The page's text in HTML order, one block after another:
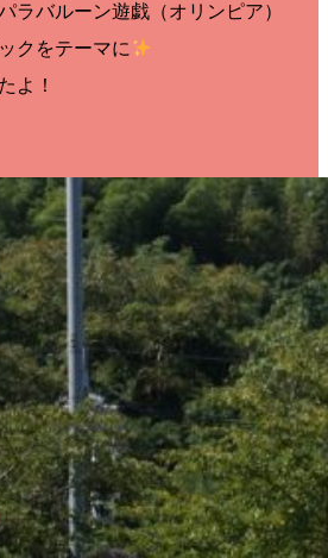
バルーン遊戯（オリンピア）
クをテーマに
よ！